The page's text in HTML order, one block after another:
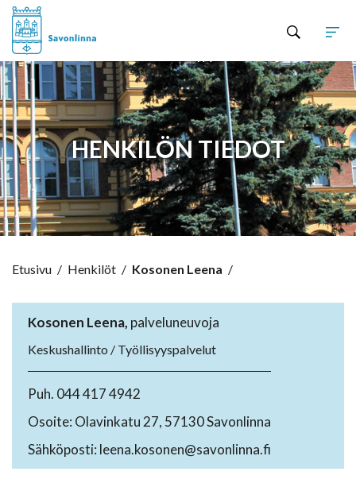
HENKILÖN TIEDOT
Etusivu / Henkilöt / Kosonen Leena /
Kosonen Leena, palveluneuvoja
Keskushallinto / Työllisyyspalvelut
Puh. 044 417 4942
Osoite: Olavinkatu 27, 57130 Savonlinna
Sähköposti: leena.kosonen@savonlinna.fi